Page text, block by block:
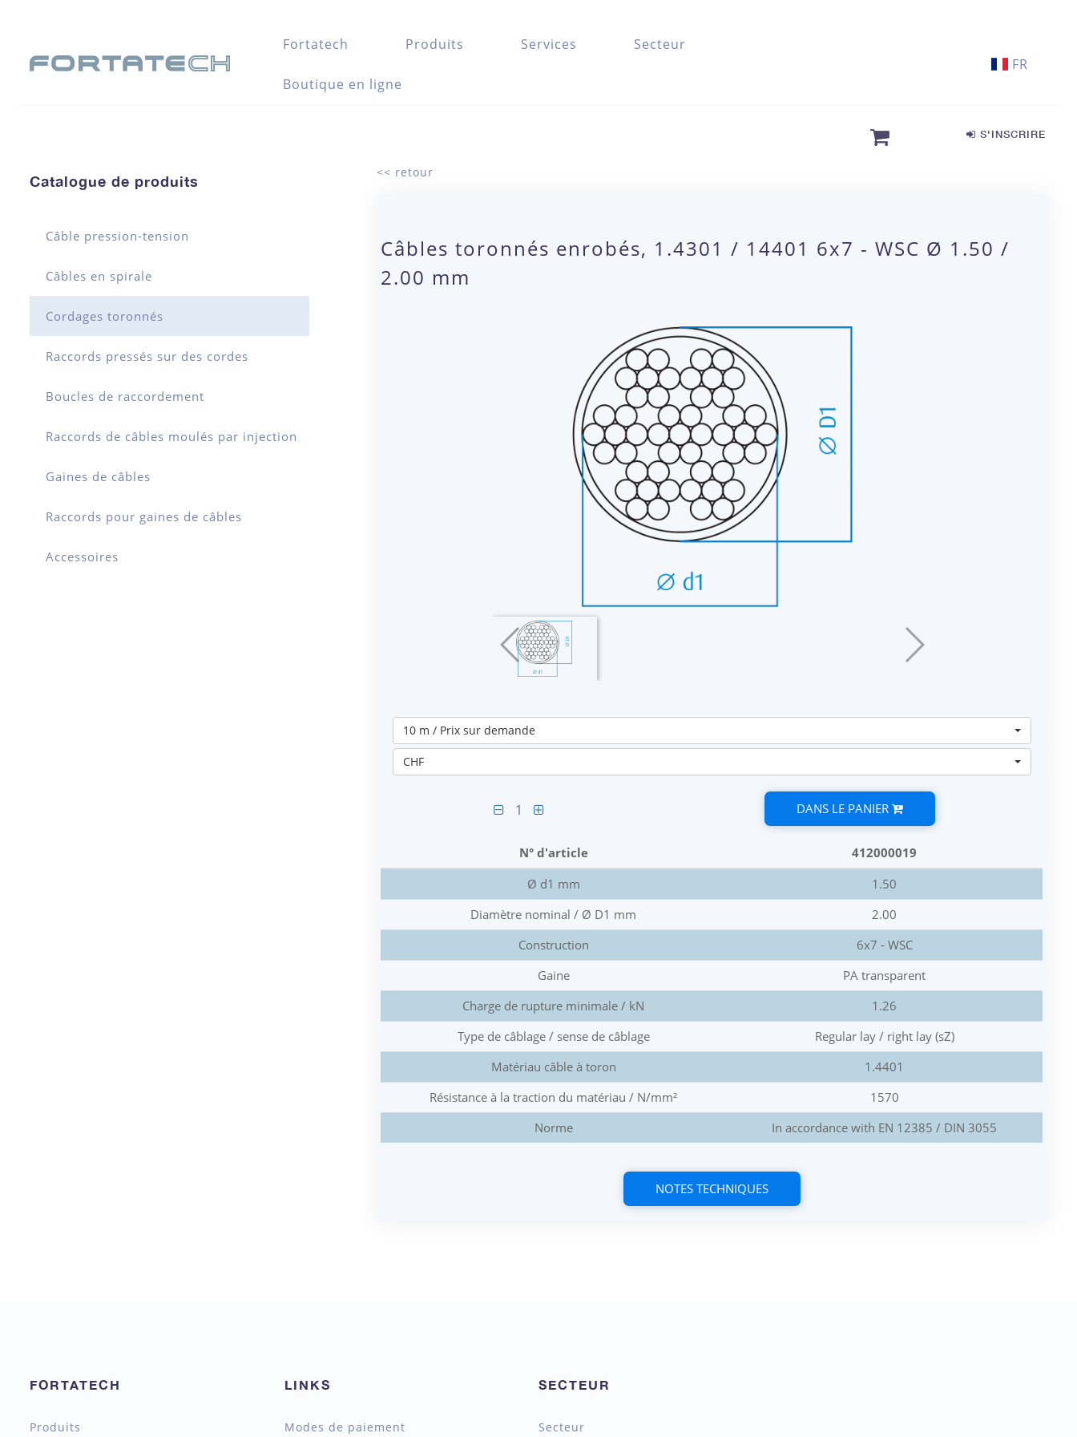
Fortatech Produits Services Secteur
Boutique en ligne
FR
S'INSCRIRE
Catalogue de produits
Câble pression-tension
Câbles en spirale
Cordages toronnés
Raccords pressés sur des cordes
Boucles de raccordement
Raccords de câbles moulés par injection
Gaines de câbles
Raccords pour gaines de câbles
Accessoires
<< retour
Câbles toronnés enrobés, 1.4301 / 14401 6x7 - WSC Ø 1.50 /
2.00 mm
10 m / Prix sur demande
CHF
1 DANS LE PANIER
N° d'article
412000019
Ø d1 mm
1.50
Diamètre nominal / Ø D1 mm
2.00
Construction
6x7 - WSC
Gaine
PA transparent
Charge de rupture minimale / kN
1.26
Type de câblage / sense de câblage
Regular lay / right lay (sZ)
Matériau câble à toron
1.4401
Résistance à la traction du matériau / N/mm²
1570
Norme
In accordance with EN 12385 / DIN 3055
NOTES TECHNIQUES
FORTATECH
Produits
LINKS
Modes de paiement
SECTEUR
Secteur